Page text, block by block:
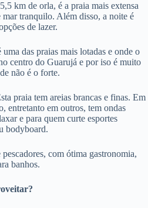
km de orla, é a praia mais extensa
tranquilo. Além disso, a noite é
de lazer.
uma das praias mais lotadas e onde o
centro do Guarujá e por iso é muito
não é o forte.
praia tem areias brancas e finas. Em
entretanto em outros, tem ondas
e para quem curte esportes
bodyboard.
pescadores, com ótima gastronomia,
banhos.